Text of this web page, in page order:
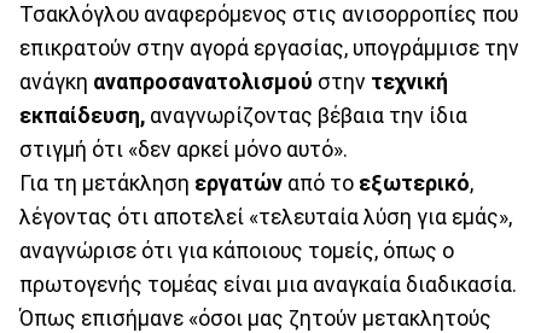
Τσακλόγλου αναφερόμενος στις ανισορροπίες που
επικρατούν στην αγορά εργασίας, υπογράμμισε την
ανάγκη αναπροσανατολισμού στην τεχνική
εκπαίδευση, αναγνωρίζοντας βέβαια την ίδια
στιγμή ότι «δεν αρκεί μόνο αυτό».
Για τη μετάκληση εργατών από το εξωτερικό,
λέγοντας ότι αποτελεί «τελευταία λύση για εμάς»,
αναγνώρισε ότι για κάποιους τομείς, όπως ο
πρωτογενής τομέας είναι μια αναγκαία διαδικασία.
Όπως επισήμανε «όσοι μας ζητούν μετακλητούς